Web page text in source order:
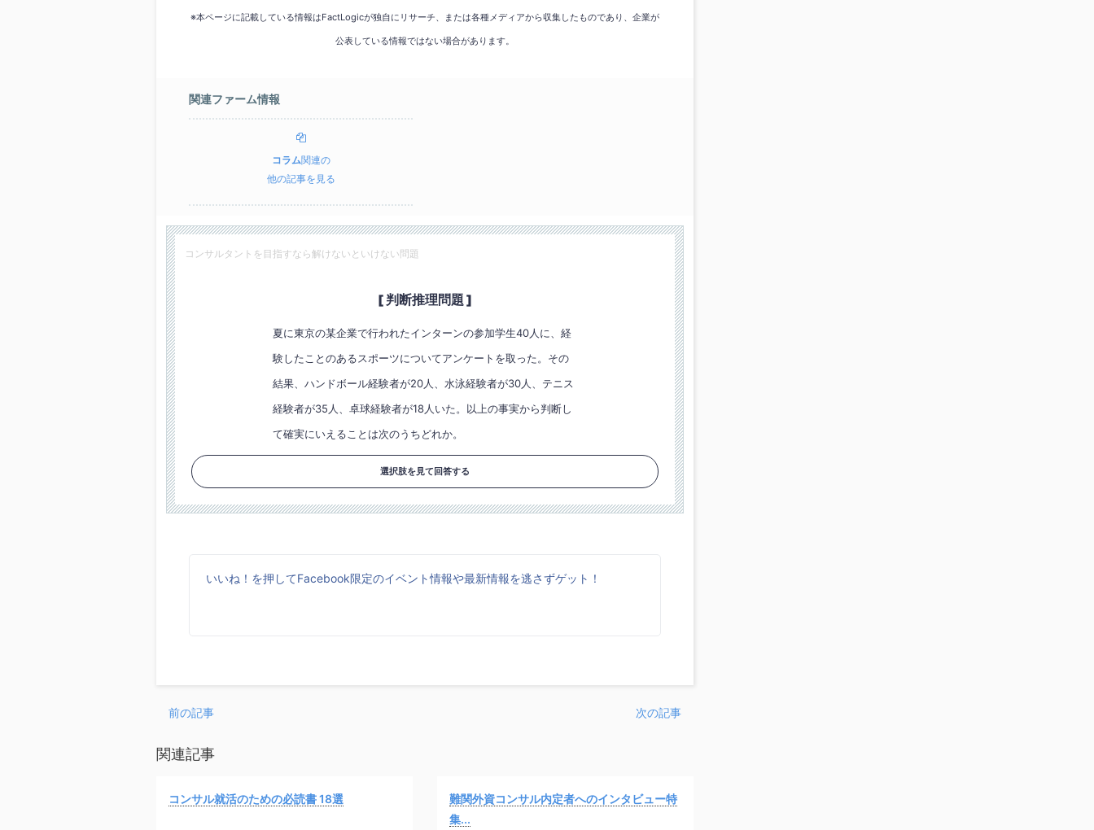
※本ページに記載している情報はFactLogicが独自にリサーチ、または各種メディアから収集したものであり、企業が
公表している情報ではない場合があります。
関連ファーム情報
コラム関連の
他の記事を見る
コンサルタントを目指すなら解けないといけない問題
[ 判断推理問題 ]
夏に東京の某企業で行われたインターンの参加学生40人に、経
験したことのあるスポーツについてアンケートを取った。その
結果、ハンドボール経験者が20人、水泳経験者が30人、テニス
経験者が35人、卓球経験者が18人いた。以上の事実から判断し
て確実にいえることは次のうちどれか。
選択肢を見て回答する
いいね！を押してFacebook限定のイベント情報や最新情報を逃さずゲット！
前の記事 次の記事
関連記事
コンサル就活のための必読書 18選
難関外資コンサル内定者へのインタビュー特
集...